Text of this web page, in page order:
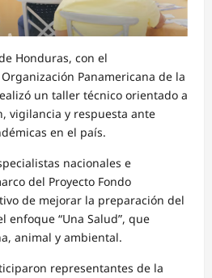
Honduras, con el
Panamericana de la
un taller técnico orientado a
vigilancia y respuesta ante
en el país.
nacionales e
del Proyecto Fondo
de mejorar la preparación del
enfoque “Una Salud”, que
animal y ambiental.
representantes de la